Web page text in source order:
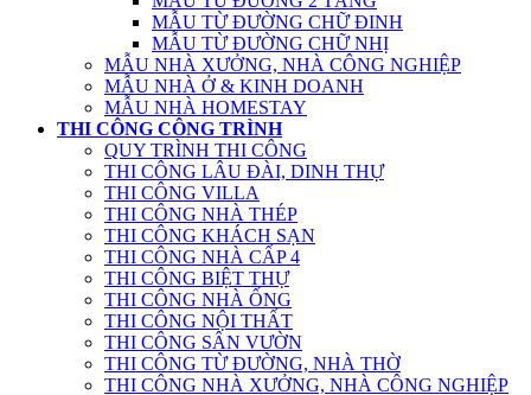
MẪU TỪ ĐƯỜNG CHỮ ĐINH
MẪU TỪ ĐƯỜNG CHỮ NHỊ
MẪU NHÀ XƯỞNG, NHÀ CÔNG NGHIỆP
MẪU NHÀ Ở & KINH DOANH
MẪU NHÀ HOMESTAY
THI CÔNG CÔNG TRÌNH
QUY TRÌNH THI CÔNG
THI CÔNG LÂU ĐÀI, DINH THỰ
THI CÔNG VILLA
THI CÔNG NHÀ THÉP
THI CÔNG KHÁCH SẠN
THI CÔNG NHÀ CẤP 4
THI CÔNG BIỆT THỰ
THI CÔNG NHÀ ỐNG
THI CÔNG NỘI THẤT
THI CÔNG SÂN VƯỜN
THI CÔNG TỪ ĐƯỜNG, NHÀ THỜ
THI CÔNG NHÀ XƯỞNG, NHÀ CÔNG NGHIỆP